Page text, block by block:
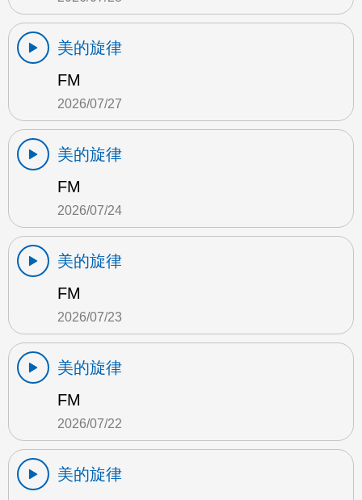
美的旋律
FM
2026/07/27
美的旋律
FM
2026/07/24
美的旋律
FM
2026/07/23
美的旋律
FM
2026/07/22
美的旋律